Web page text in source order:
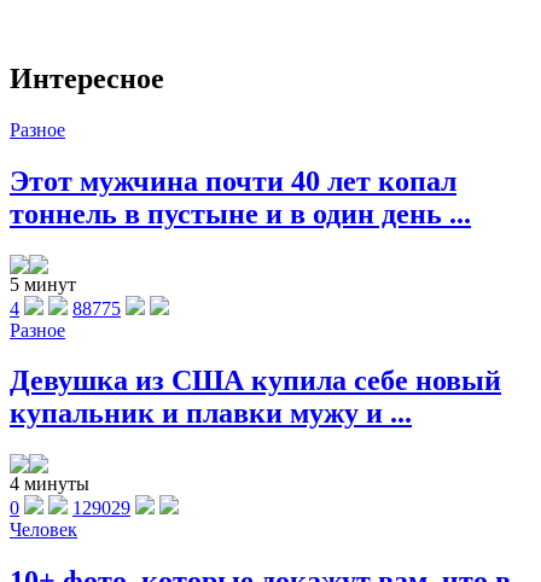
Интересное
Разное
Этот мужчина почти 40 лет копал
тоннель в пустыне и в один день ...
5 минут
4
88775
Разное
Девушка из США купила себе новый
купальник и плавки мужу и ...
4 минуты
0
129029
Человек